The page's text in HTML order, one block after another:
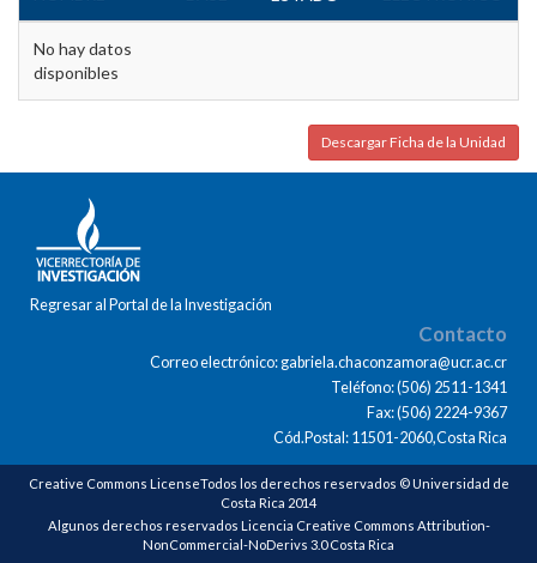
No hay datos
disponibles
Descargar Ficha de la Unidad
Regresar al Portal de la Investigación
Contacto
Correo electrónico: gabriela.chaconzamora@ucr.ac.cr
Teléfono: (506) 2511-1341
Fax: (506) 2224-9367
Cód.Postal: 11501-2060,Costa Rica
Creative Commons LicenseTodos los derechos reservados © Universidad de
Costa Rica 2014
Algunos derechos reservados Licencia Creative Commons Attribution-
NonCommercial-NoDerivs 3.0 Costa Rica